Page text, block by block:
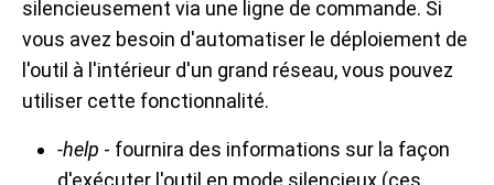
silencieusement via une ligne de commande. Si
vous avez besoin d'automatiser le déploiement de
l'outil à l'intérieur d'un grand réseau, vous pouvez
utiliser cette fonctionnalité.
-help - fournira des informations sur la façon
d'exécuter l'outil en mode silencieux (ces